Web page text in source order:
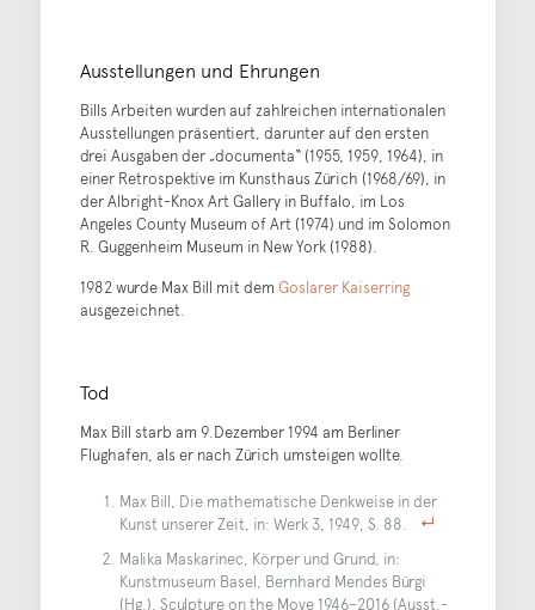
Ausstellungen und Ehrungen
Bills Arbeiten wurden auf zahlreichen internationalen
Ausstellungen präsentiert, darunter auf den ersten
drei Ausgaben der „documenta“ (1955, 1959, 1964), in
einer Retrospektive im Kunsthaus Zürich (1968/69), in
der Albright-Knox Art Gallery in Buffalo, im Los
Angeles County Museum of Art (1974) und im Solomon
R. Guggenheim Museum in New York (1988).
1982 wurde Max Bill mit dem Goslarer Kaiserring
ausgezeichnet.
Tod
Max Bill starb am 9.Dezember 1994 am Berliner
Flughafen, als er nach Zürich umsteigen wollte.
Max Bill, Die mathematische Denkweise in der
Kunst unserer Zeit, in: Werk 3, 1949, S. 88.
Malika Maskarinec, Körper und Grund, in:
Kunstmuseum Basel, Bernhard Mendes Bürgi
(Hg.), Sculpture on the Move 1946–2016 (Ausst.-